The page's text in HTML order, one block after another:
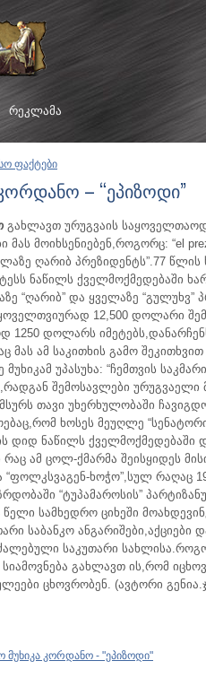
ᲠᲔᲙᲚᲐᲛᲐ
ფაქტები
– “ეპიზოდი”
გახლავთ ურუგვაის
მოიხსენიებენ,როგორც: “el
ღარიბ პრეზიდენტს”.77 წლის
ნაწილს ქველმოქმედებაში
“ღარიბ” და ყველაზე “გულუხვ”
12,500 დოლარი
1250 დოლარს
მას ამ საკითხის გამო
მუხიკამ უპასუხა: “ჩემთვის
შემოსავლები ურუგვაელი
თავი უხერხულობაში
ხოსეს მეუღლე
დიდ ნაწილს ქველმოქმედებაში
ამ ცოლ-ქმარმა შეისყიდეს
“ფოლკსვაგენ-ხოჭო”,სულ რაღაც
“ტუპამაროსის”
სამხედრო ციხეში
საბანკო ანგარიშები,აქციები
საკუთარი
გახლავთ ის,რომ
ცხოვრობენ. (ავტორი
კორდანო - "ეპიზოდი"